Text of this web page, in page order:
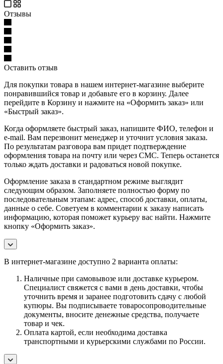
Отзывы
Оставить отзыв
Для покупки товара в нашем интернет-магазине выберите
понравившийся товар и добавьте его в корзину. Далее
перейдите в Корзину и нажмите на «Оформить заказ» или
«Быстрый заказ».
Когда оформляете быстрый заказ, напишите ФИО, телефон и
e-mail. Вам перезвонит менеджер и уточнит условия заказа.
По результатам разговора вам придет подтверждение
оформления товара на почту или через СМС. Теперь останется
только ждать доставки и радоваться новой покупке.
Оформление заказа в стандартном режиме выглядит
следующим образом. Заполняете полностью форму по
последовательным этапам: адрес, способ доставки, оплаты,
данные о себе. Советуем в комментарии к заказу написать
информацию, которая поможет курьеру вас найти. Нажмите
кнопку «Оформить заказ».
В интернет-магазине доступно 2 варианта оплаты:
Наличные при самовывозе или доставке курьером.
Специалист свяжется с вами в день доставки, чтобы
уточнить время и заранее подготовить сдачу с любой
купюры. Вы подписываете товаросопроводительные
документы, вносите денежные средства, получаете
товар и чек.
Оплата картой, если необходима доставка
транспортными и курьерскими службами по России.